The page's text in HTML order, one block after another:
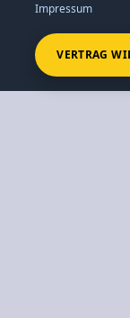
Impressum
VERTRAG